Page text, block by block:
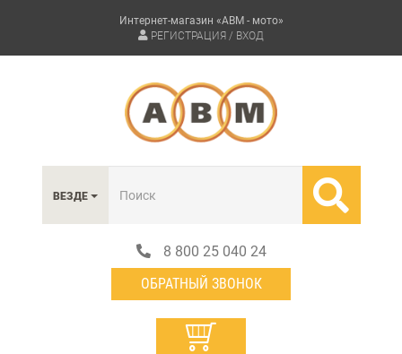
Интернет-магазин «АВМ - мото»
РЕГИСТРАЦИЯ / ВХОД
ВЕЗДЕ
8 800 25 040 24
ОБРАТНЫЙ ЗВОНОК